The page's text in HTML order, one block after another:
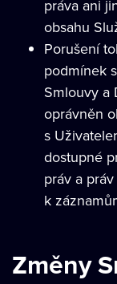
práva ani
obsahu
Porušení
podmínek
Smlouvy a
oprávněn
s
dostupné
práv a
k
Změny